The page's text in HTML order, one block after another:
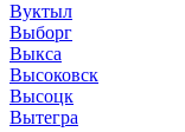
Вуктыл
Выборг
Выкса
Высоковск
Высоцк
Вытегра